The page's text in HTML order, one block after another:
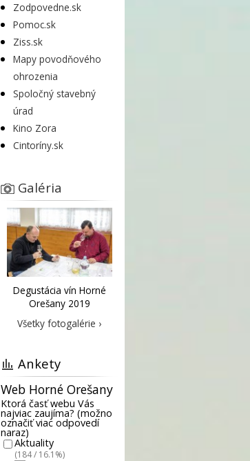
Zodpovedne.sk
Pomoc.sk
Ziss.sk
Mapy povodňového
ohrozenia
Spoločný stavebný
úrad
Kino Zora
Cintoríny.sk
Galéria
Degustácia vín Horné
Orešany 2019
Všetky fotogalérie ›
Ankety
Web Horné Orešany
Ktorá časť webu Vás
najviac zaujíma? (možno
označiť viac odpovedí
naraz)
Aktuality
(184 / 16.1%)